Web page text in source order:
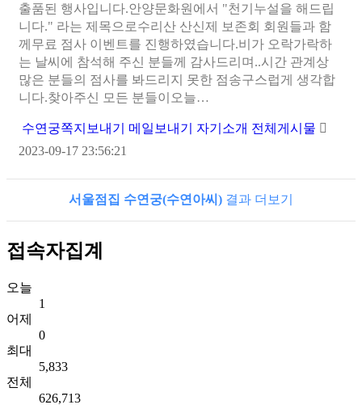
출품된 행사입니다.안양문화원에서 "천기누설을 해드립
니다." 라는 제목으로수리산 산신제 보존회 회원들과 함
께무료 점사 이벤트를 진행하였습니다.비가 오락가락하
는 날씨에 참석해 주신 분들께 감사드리며..시간 관계상
많은 분들의 점사를 봐드리지 못한 점송구스럽게 생각합
니다.찾아주신 모든 분들이오늘…
수연궁쪽지보내기 메일보내기 자기소개 전체게시물
2023-09-17 23:56:21
서울점집 수연궁(수연아씨) 결과 더보기
접속자집계
오늘
1
어제
0
최대
5,833
전체
626,713